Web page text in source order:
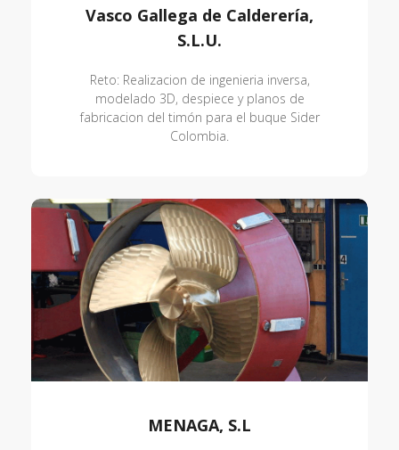
Vasco Gallega de Calderería,
S.L.U.
Reto: Realizacion de ingenieria inversa,
modelado 3D, despiece y planos de
fabricacion del timón para el buque Sider
Colombia.
MENAGA, S.L